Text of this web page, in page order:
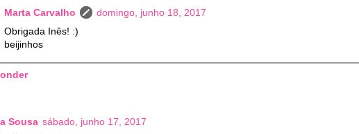
Marta Carvalho
domingo, junho 18, 2017
Obrigada Inês! :)
beijinhos
Sousa sábado, junho 17, 2017